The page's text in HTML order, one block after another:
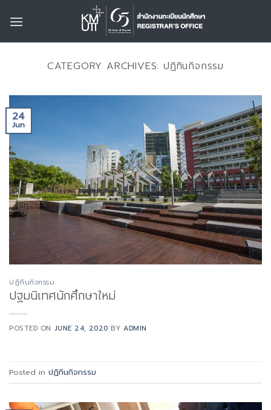
CATEGORY ARCHIVES:ปฏิทินกิจกรรม
24
Jun
ปฏิทินกิจกรรม
ปฐมนิเทศนักศึกษาใหม่
POSTED ON JUNE 24, 2020 BYADMIN
Posted in ปฏิทินกิจกรรม